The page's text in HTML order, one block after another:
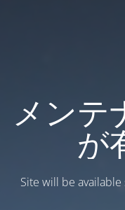
メンテ
が
Site will be available